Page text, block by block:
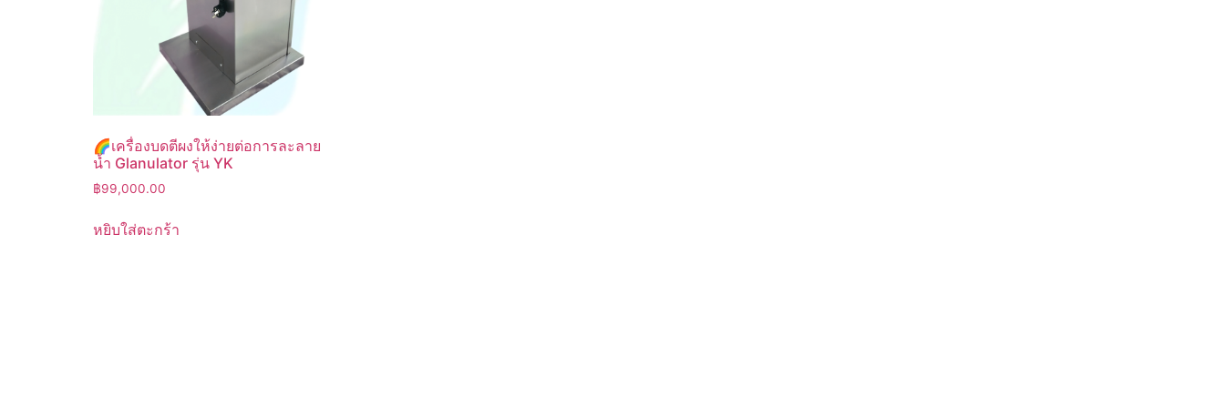
🌈เครื่องบดตีผงให้ง่ายต่อการละลาย
น้ำ Glanulator รุ่น YK
฿99,000.00
หยิบใส่ตะกร้า